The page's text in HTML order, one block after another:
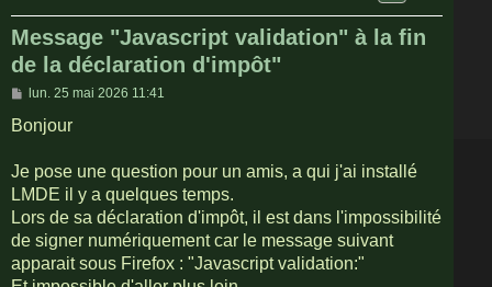
Message "Javascript validation" à la fin
de la déclaration d'impôt"
M
s
g
e
lun. 25 mai 2026 11:41
Bonjour
Je pose une question pour un amis, a qui j'ai installé
LMDE il y a quelques temps.
Lors de sa déclaration d'impôt, il est dans l'impossibilité
de signer numériquement car le message suivant
apparait sous Firefox : "Javascript validation:"